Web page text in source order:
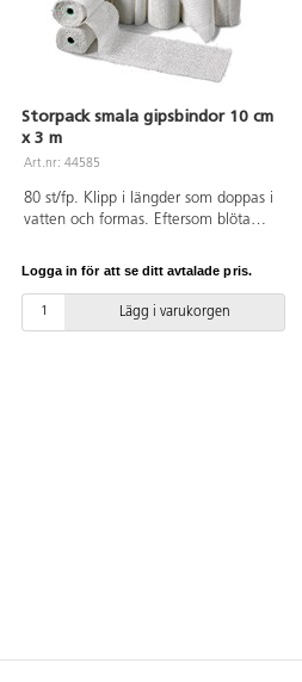
Storpack smala gipsbindor 10 cm
x 3 m
Art.nr: 44585
80 st/fp. Klipp i längder som doppas i
vatten och formas. Eftersom blöta
material användas som stommar,
eller former av kartong eller lera. När
arbetet torkat kan det målas. Mått: 3
Logga in för att se ditt avtalade pris.
Lägg i varukorgen